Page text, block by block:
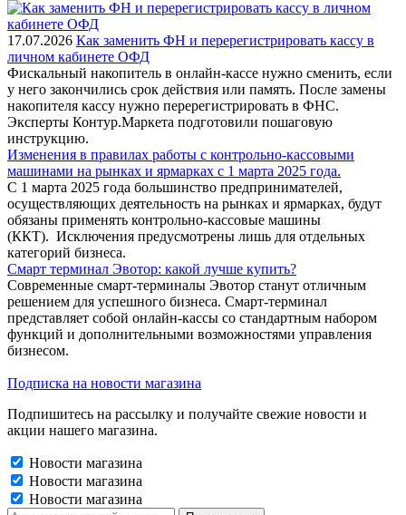
17.07.2026 Как заменить ФН и перерегистрировать кассу в
личном кабинете ОФД
Фискальный накопитель в онлайн-кассе нужно сменить, если
у него закончились срок действия или память. После замены
накопителя кассу нужно перерегистрировать в ФНС.
Эксперты Контур.Маркета подготовили пошаговую
инструкцию.
Изменения в правилах работы с контрольно-кассовыми
машинами на рынках и ярмарках с 1 марта 2025 года.
С 1 марта 2025 года большинство предпринимателей,
осуществляющих деятельность на рынках и ярмарках, будут
обязаны применять контрольно-кассовые машины
(ККТ). Исключения предусмотрены лишь для отдельных
категорий бизнеса.
Смарт терминал Эвотор: какой лучше купить?
Современные смарт-терминалы Эвотор станут отличным
решением для успешного бизнеса. Смарт-терминал
представляет собой онлайн-кассы со стандартным набором
функций и дополнительными возможностями управления
бизнесом.
Подписка на новости магазина
Подпишитесь на рассылку и получайте свежие новости и
акции нашего магазина.
Новости магазина
Новости магазина
Новости магазина